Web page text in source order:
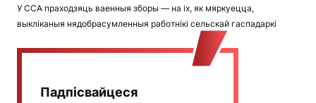
У ССА праходзяць ваенныя зборы — на іх, як мяркуецца,
выкліканыя нядобрасумленныя работнікі сельскай гаспадаркі
Падпісвайцеся